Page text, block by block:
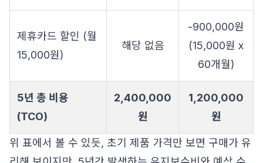
제휴카드 할인 (월
15,000원)
해당 없음
-900,000원
(15,000원 x
60개월)
5년 총 비용
(TCO)
2,400,000
원
1,200,000
원
위 표에서 볼 수 있듯, 초기 제품 가격만 보면 구매가 유